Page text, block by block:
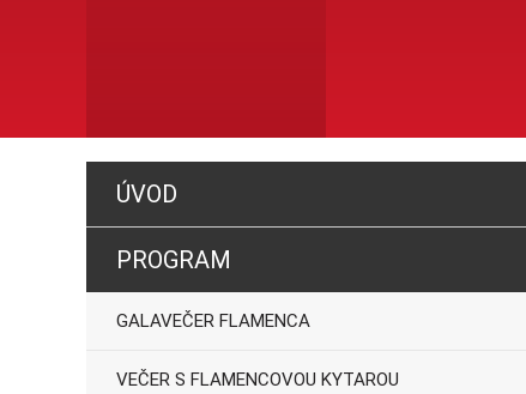
ÚVOD
PROGRAM
GALAVEČER FLAMENCA
VEČER S FLAMENCOVOU KYTAROU